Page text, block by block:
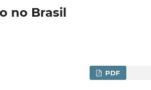
no Brasil
PDF